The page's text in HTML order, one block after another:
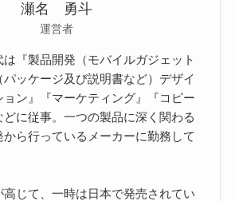
瀬名 勇斗
運営者
『製品開発（モバイルガジェット
ッケージ及び説明書など）デザイ
ョン』『マーケティング』『コピー
に従事。一つの製品に深く関わる
ら行っているメーカーに勤務して
高じて、一時は日本で発売されてい